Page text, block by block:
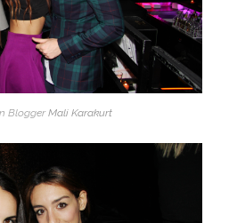
BloggerMali Karakurt